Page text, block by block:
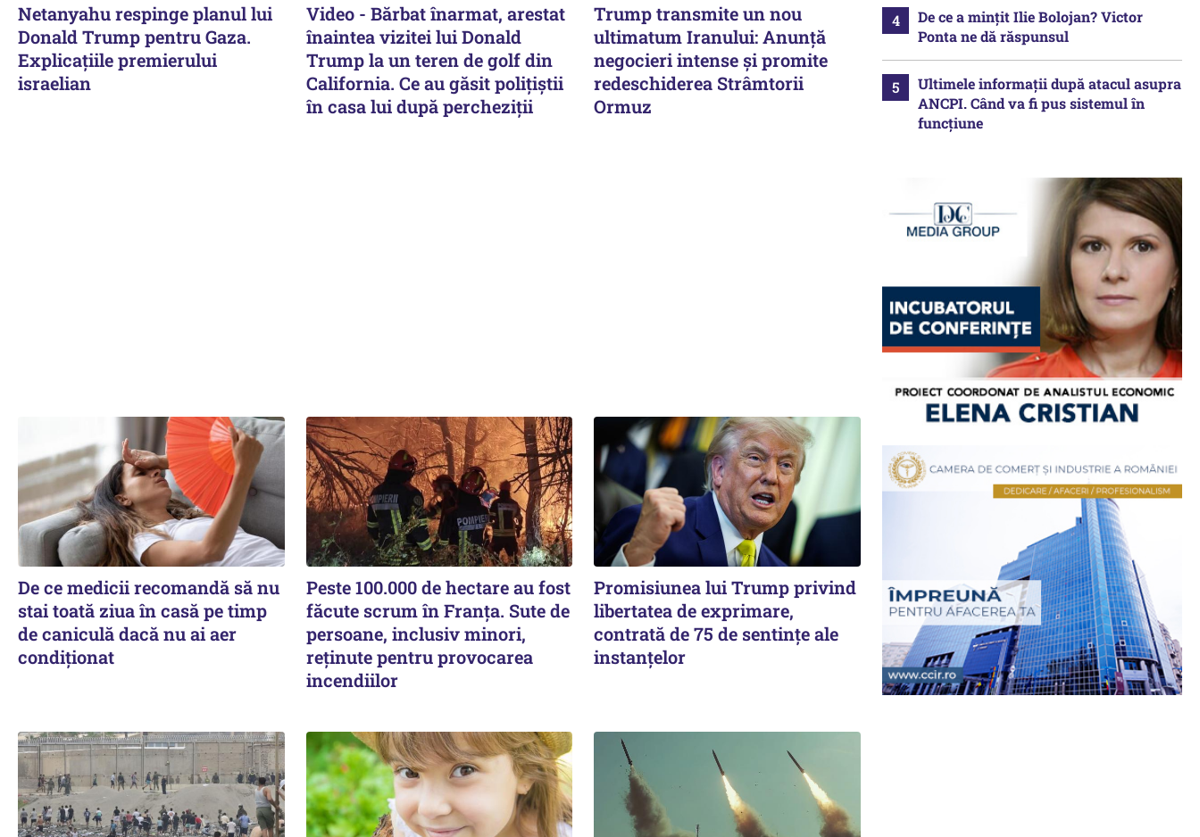
Netanyahu respinge planul lui
Donald Trump pentru Gaza.
Explicațiile premierului
israelian
Video - Bărbat înarmat, arestat
înaintea vizitei lui Donald
Trump la un teren de golf din
California. Ce au găsit polițiștii
în casa lui după percheziții
Trump transmite un nou
ultimatum Iranului: Anunță
negocieri intense și promite
redeschiderea Strâmtorii
Ormuz
De ce medicii recomandă să nu
stai toată ziua în casă pe timp
de caniculă dacă nu ai aer
condiționat
Peste 100.000 de hectare au fost
făcute scrum în Franța. Sute de
persoane, inclusiv minori,
reținute pentru provocarea
incendiilor
Promisiunea lui Trump privind
libertatea de exprimare,
contrată de 75 de sentințe ale
instanțelor
De ce a mințit Ilie Bolojan? Victor
Ponta ne dă răspunsul
Ultimele informații după atacul asupra
ANCPI. Când va fi pus sistemul în
funcțiune